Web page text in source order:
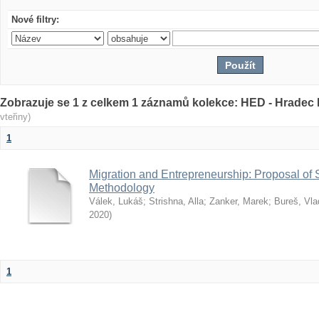
Nové filtry:
Zobrazuje se 1 z celkem 1 záznamů kolekce: HED -
vteřiny)
1
Migration and Entrepreneurship: Proposal of
Methodology
Válek, Lukáš; Strishna, Alla; Zanker, Marek; Bureš,
2020)
1